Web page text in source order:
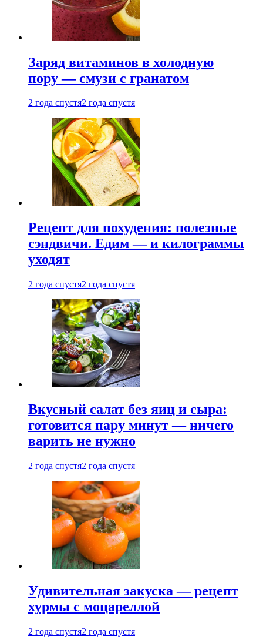
Заряд витаминов в холодную
пору — смузи с гранатом
2 года спустя2 года спустя
Рецепт для похудения: полезные
сэндвичи. Едим — и килограммы
уходят
2 года спустя2 года спустя
Вкусный салат без яиц и сыра:
готовится пару минут — ничего
варить не нужно
2 года спустя2 года спустя
Удивительная закуска — рецепт
хурмы с моцареллой
2 года спустя2 года спустя